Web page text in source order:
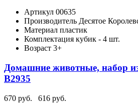
Артикул 00635
Производитель Десятое
Материал пластик
Комплектация кубик - 4 шт.
Возраст 3+
Домашние животные, набор
В2935
670 руб.
616 руб.